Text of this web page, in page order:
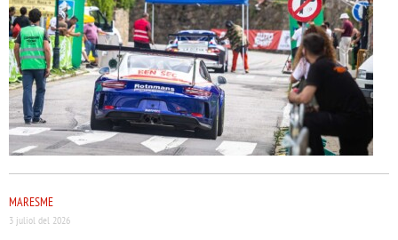
MARESME
3 juliol del 2026